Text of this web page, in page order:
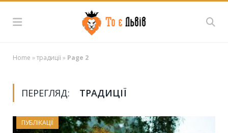
Home »традиції» Page 2
ПЕРЕГЛЯД: ТРАДИЦІЇ
ПУБЛІКАЦІЇ